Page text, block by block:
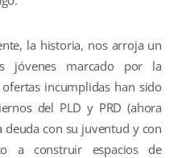
la historia, nos arroja un
jóvenes marcado por la
incumplidas han sido
del PLD y PRD (ahora
deuda con su juventud y con
a construir espacios de